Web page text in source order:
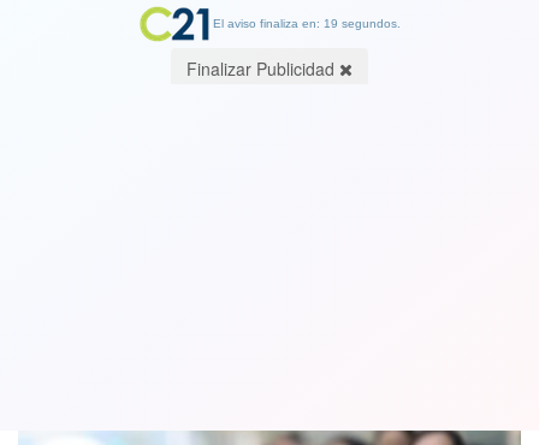
El aviso finaliza en: 19 segundos.
Finalizar Publicidad